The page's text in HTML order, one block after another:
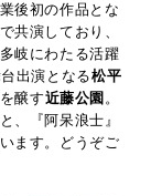
後初の作品とな
共演しており、
岐にわたる活躍
出演となる松平
醸す近藤公園 。
と、『阿呆浪士』
ます。どうぞご